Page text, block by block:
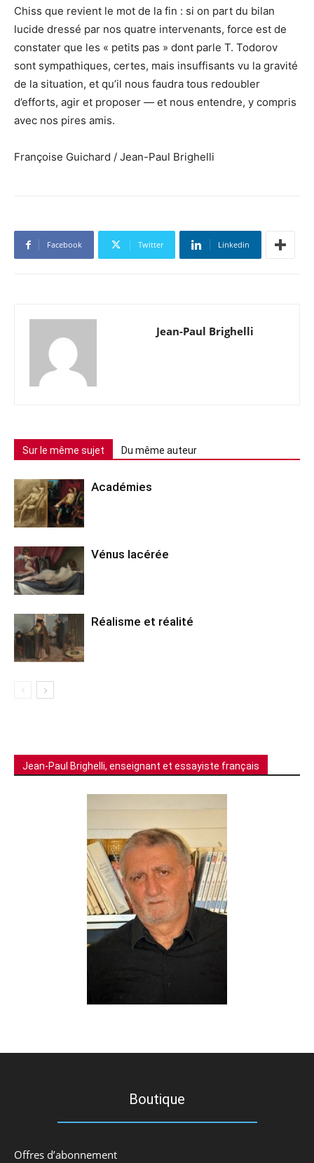
Chiss que revient le mot de la fin : si on part du bilan
lucide dressé par nos quatre intervenants, force est de
constater que les « petits pas » dont parle T. Todorov
sont sympathiques, certes, mais insuffisants vu la gravité
de la situation, et qu’il nous faudra tous redoubler
d’efforts, agir et proposer — et nous entendre, y compris
avec nos pires amis.
Françoise Guichard / Jean-Paul Brighelli
Facebook Twitter Linkedin
Jean-Paul Brighelli
Sur le même sujet Du même auteur
Académies
Vénus lacérée
Réalisme et réalité
Jean-Paul Brighelli, enseignant et essayiste français
Boutique
Offres d’abonnement